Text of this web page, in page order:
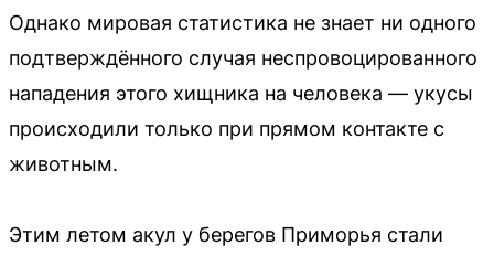
Однако мировая статистика не знает ни одного
подтверждённого случая неспровоцированного
нападения этого хищника на человека — укусы
происходили только при прямом контакте с
животным.
Этим летом акул у берегов Приморья стали